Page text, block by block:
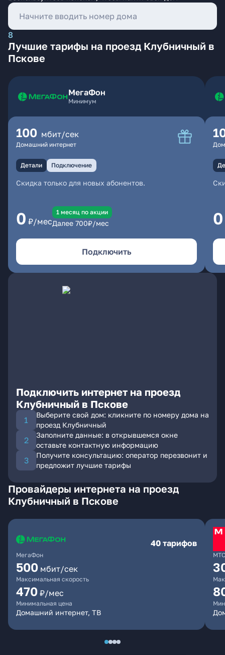
8
Лучшие тарифы на проезд Клубничный в
Пскове
МегаФон
Минимум
100 мбит/сек
Домашний интернет
Детали Подключение
Скидка только для новых абонентов.
0 ₽/мес
1 месяц по акции
Далее 700₽/мес
Подключить
0
Подключить интернет на проезд
Клубничный в Пскове
Выберите свой дом: кликните по номеру дома на
проезд Клубничный
Заполните данные: в открывшемся окне
оставьте контактную информацию
Получите консультацию: оператор перезвонит и
предложит лучшие тарифы
Провайдеры интернета на проезд
Клубничный в Пскове
МегаФон
40 тарифов
500 мбит/сек
Максимальная скорость
470 ₽/мес
Минимальная цена
Домашний интернет, ТВ
МТС